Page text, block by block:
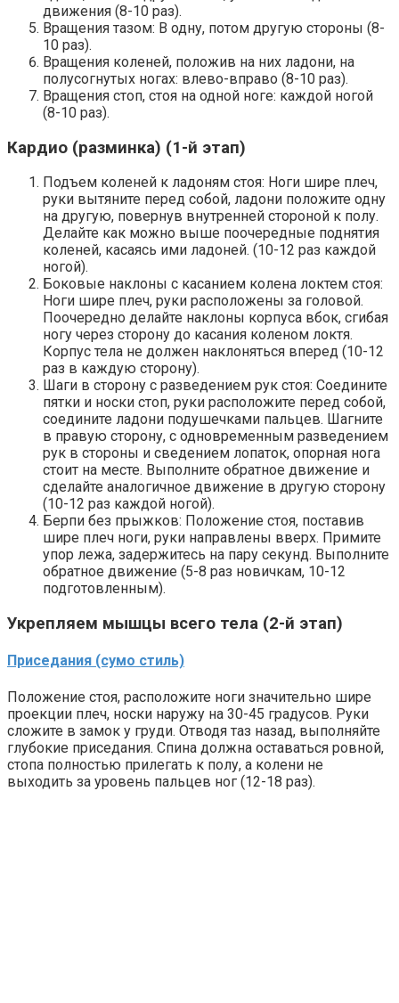
движения (8-10 раз).
Вращения тазом: В одну, потом другую стороны (8-
10 раз).
Вращения коленей, положив на них ладони, на
полусогнутых ногах: влево-вправо (8-10 раз).
Вращения стоп, стоя на одной ноге: каждой ногой
(8-10 раз).
Кардио (разминка) (1-й этап)
Подъем коленей к ладоням стоя: Ноги шире плеч,
руки вытяните перед собой, ладони положите одну
на другую, повернув внутренней стороной к полу.
Делайте как можно выше поочередные поднятия
коленей, касаясь ими ладоней. (10-12 раз каждой
ногой).
Боковые наклоны с касанием колена локтем стоя:
Ноги шире плеч, руки расположены за головой.
Поочередно делайте наклоны корпуса вбок, сгибая
ногу через сторону до касания коленом локтя.
Корпус тела не должен наклоняться вперед (10-12
раз в каждую сторону).
Шаги в сторону с разведением рук стоя: Соедините
пятки и носки стоп, руки расположите перед собой,
соедините ладони подушечками пальцев. Шагните
в правую сторону, с одновременным разведением
рук в стороны и сведением лопаток, опорная нога
стоит на месте. Выполните обратное движение и
сделайте аналогичное движение в другую сторону
(10-12 раз каждой ногой).
Берпи без прыжков: Положение стоя, поставив
шире плеч ноги, руки направлены вверх. Примите
упор лежа, задержитесь на пару секунд. Выполните
обратное движение (5-8 раз новичкам, 10-12
подготовленным).
Укрепляем мышцы всего тела (2-й этап)
Приседания (сумо стиль)
Положение стоя, расположите ноги значительно шире
проекции плеч, носки наружу на 30-45 градусов. Руки
сложите в замок у груди. Отводя таз назад, выполняйте
глубокие приседания. Спина должна оставаться ровной,
стопа полностью прилегать к полу, а колени не
выходить за уровень пальцев ног (12-18 раз).